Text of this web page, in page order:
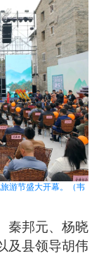
游节盛大开幕。（韦
秦邦元、杨晓
及县领导胡伟